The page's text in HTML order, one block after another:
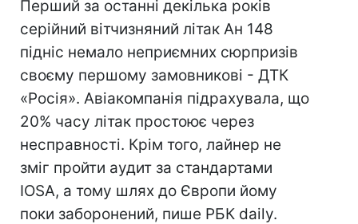
Перший за останні декілька років
серійний вітчизняний літак Ан 148
підніс немало неприємних сюрпризів
своєму першому замовникові - ДТК
«Росія». Авіакомпанія підрахувала, що
20% часу літак простоює через
несправності. Крім того, лайнер не
зміг пройти аудит за стандартами
IOSA, а тому шлях до Європи йому
поки заборонений, пише РБК daily.